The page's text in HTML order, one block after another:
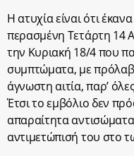
Η ατυχία είναι ότι
περασμένη Τετάρτη 14
την Κυριακή 18/4 που
συμπτώματα, με
άγνωστη αιτία, παρ’
Έτσι το εμβόλιο δεν
απαραίτητα
αντιμετώπισή του στο